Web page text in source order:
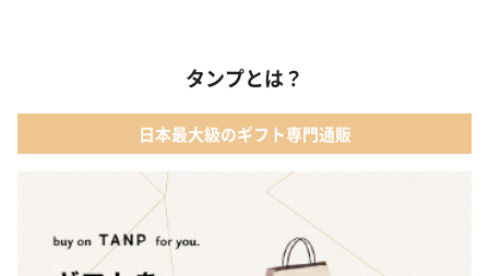
タンプとは？
日本最大級のギフト専門通販